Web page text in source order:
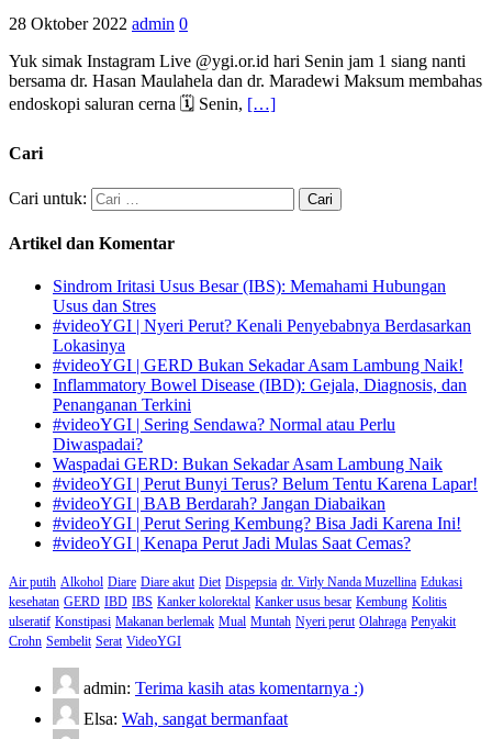
28 Oktober 2022 admin 0
Yuk simak Instagram Live @ygi.or.id hari Senin jam 1 siang nanti
bersama dr. Hasan Maulahela dan dr. Maradewi Maksum membahas
endoskopi saluran cerna 🗓️ Senin, […]
Cari
Cari untuk:
Artikel dan Komentar
Sindrom Iritasi Usus Besar (IBS): Memahami Hubungan
Usus dan Stres
#videoYGI | Nyeri Perut? Kenali Penyebabnya Berdasarkan
Lokasinya
#videoYGI | GERD Bukan Sekadar Asam Lambung Naik!
Inflammatory Bowel Disease (IBD): Gejala, Diagnosis, dan
Penanganan Terkini
#videoYGI | Sering Sendawa? Normal atau Perlu
Diwaspadai?
Waspadai GERD: Bukan Sekadar Asam Lambung Naik
#videoYGI | Perut Bunyi Terus? Belum Tentu Karena Lapar!
#videoYGI | BAB Berdarah? Jangan Diabaikan
#videoYGI | Perut Sering Kembung? Bisa Jadi Karena Ini!
#videoYGI | Kenapa Perut Jadi Mulas Saat Cemas?
Air putih Alkohol Diare Diare akut Diet Dispepsia dr. Virly Nanda Muzellina Edukasi
kesehatan GERD IBD IBS Kanker kolorektal Kanker usus besar Kembung Kolitis
ulseratif Konstipasi Makanan berlemak Mual Muntah Nyeri perut Olahraga Penyakit
Crohn Sembelit Serat VideoYGI
admin: Terima kasih atas komentarnya :)
Elsa: Wah, sangat bermanfaat